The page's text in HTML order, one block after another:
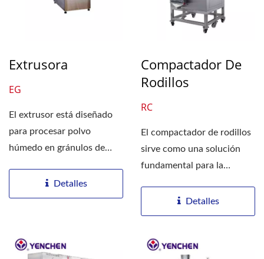
Extrusora
EG
El extrusor está diseñado
para procesar polvo
húmedo en gránulos de
diámetro...
Detalles
Compactador De
Rodillos
RC
El compactador de rodillos
sirve como una solución
fundamental para la
Detalles